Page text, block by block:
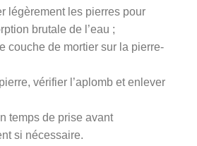
légèrement les pierres pour
brutale de l’eau ;
couche de mortier sur la pierre-
vérifier l’aplomb et enlever
temps de prise avant
si nécessaire.